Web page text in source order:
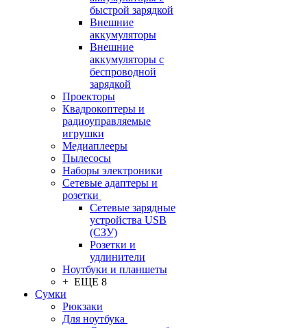
быстрой зарядкой
Внешние
аккумуляторы
Внешние
аккумуляторы с
беспроводной
зарядкой
Проекторы
Квадрокоптеры и
радиоуправляемые
игрушки
Медиаплееры
Пылесосы
Наборы электроники
Сетевые адаптеры и
розетки
Сетевые зарядные
устройства USB
(СЗУ)
Розетки и
удлинители
Ноутбуки и планшеты
+ ЕЩЕ 8
Сумки
Рюкзаки
Для ноутбука